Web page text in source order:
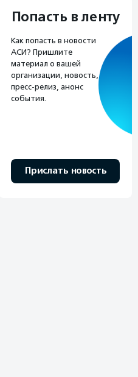
Попасть в ленту
Как попасть в новости
АСИ? Пришлите
материал о вашей
организации, новость,
пресс-релиз, анонс
события.
Прислать новость